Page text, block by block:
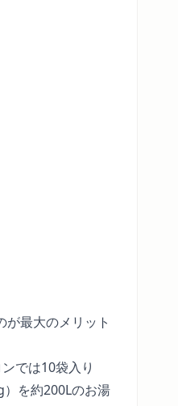
最大のメリット
では10袋入り
を約200Lのお湯